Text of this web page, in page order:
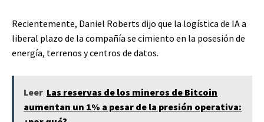
Recientemente, Daniel Roberts dijo que la logística de IA a
liberal plazo de la compañía se cimiento en la posesión de
energía, terrenos y centros de datos.
Leer Las reservas de los mineros de Bitcoin
aumentan un 1% a pesar de la presión operativa: